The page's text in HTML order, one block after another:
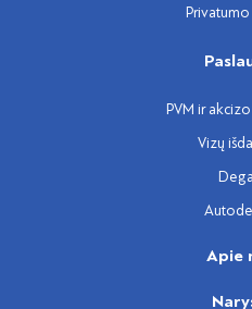
PVM ir
Vizų
Apie